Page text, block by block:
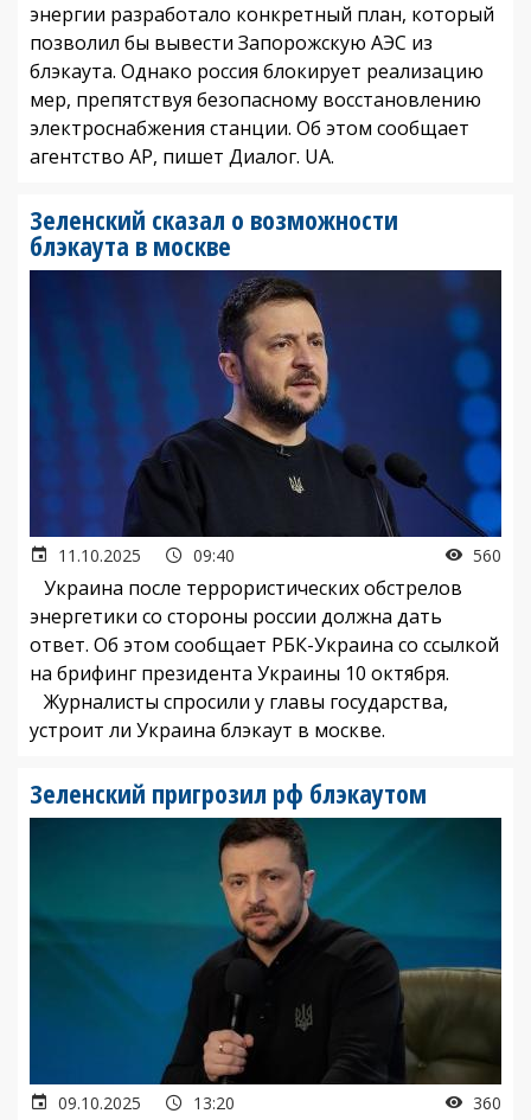
энергии разработало конкретный план, который
позволил бы вывести Запорожскую АЭС из
блэкаута. Однако россия блокирует реализацию
мер, препятствуя безопасному восстановлению
электроснабжения станции. Об этом сообщает
агентство AP, пишет Диалог. UA.
Зеленский сказал о возможности
блэкаута в москве
11.10.2025 09:40 560
Украина после террористических обстрелов
энергетики со стороны россии должна дать
ответ. Об этом сообщает РБК-Украина со ссылкой
на брифинг президента Украины 10 октября.
Журналисты спросили у главы государства,
устроит ли Украина блэкаут в москве.
Зеленский пригрозил рф блэкаутом
09.10.2025 13:20 360